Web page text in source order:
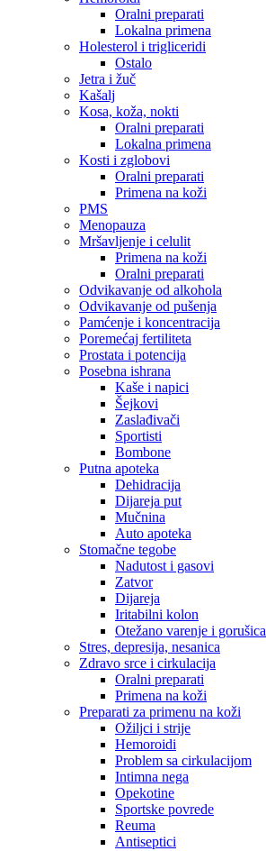
Oralni preparati
Lokalna primena
Holesterol i trigliceridi
Ostalo
Jetra i žuč
Kašalj
Kosa, koža, nokti
Oralni preparati
Lokalna primena
Kosti i zglobovi
Oralni preparati
Primena na koži
PMS
Menopauza
Mršavljenje i celulit
Primena na koži
Oralni preparati
Odvikavanje od alkohola
Odvikavanje od pušenja
Pamćenje i koncentracija
Poremećaj fertiliteta
Prostata i potencija
Posebna ishrana
Kaše i napici
Šejkovi
Zaslađivači
Sportisti
Bombone
Putna apoteka
Dehidracija
Dijareja put
Mučnina
Auto apoteka
Stomačne tegobe
Nadutost i gasovi
Zatvor
Dijareja
Iritabilni kolon
Otežano varenje i gorušica
Stres, depresija, nesanica
Zdravo srce i cirkulacija
Oralni preparati
Primena na koži
Preparati za primenu na koži
Ožiljci i strije
Hemoroidi
Problem sa cirkulacijom
Intimna nega
Opekotine
Sportske povrede
Reuma
Antiseptici